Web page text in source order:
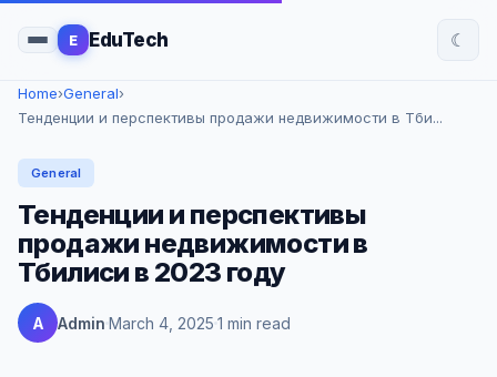
E EduTech ☾
Home›General›
Тенденции и перспективы продажи недвижимости в Тби...
General
Тенденции и перспективы
продажи недвижимости в
Тбилиси в 2023 году
A Admin March 4, 2025 1 min read